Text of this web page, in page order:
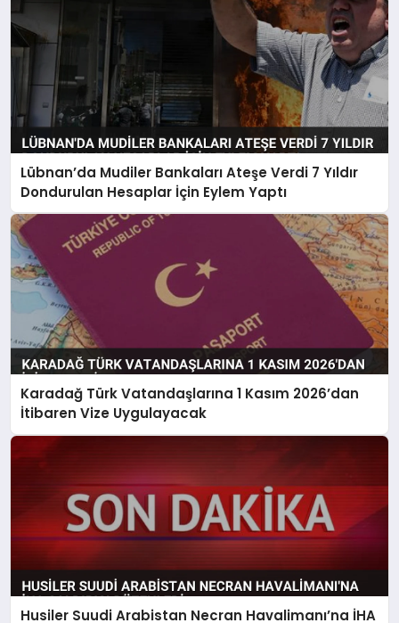
Lübnan’da Mudiler Bankaları Ateşe Verdi 7 Yıldır
Dondurulan Hesaplar İçin Eylem Yaptı
Karadağ Türk Vatandaşlarına 1 Kasım 2026’dan
İtibaren Vize Uygulayacak
Husiler Suudi Arabistan Necran Havalimanı’na İHA